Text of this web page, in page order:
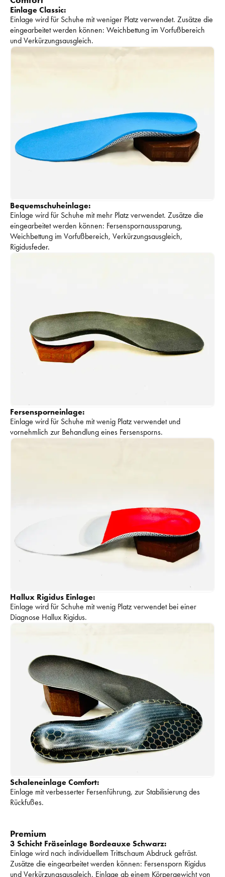
Einlage Classic:
Einlage wird für Schuhe mit weniger Platz verwendet. Zusätze die
eingearbeitet werden können: Weichbettung im Vorfußbereich
und Verkürzungsausgleich.
Bequemschuheinlage:
Einlage wird für Schuhe mit mehr Platz verwendet. Zusätze die
eingearbeitet werden können: Fersenspornaussparung,
Weichbettung im Vorfußbereich, Verkürzungsausgleich,
Rigidusfeder.
Fersensporneinlage:
Einlage wird für Schuhe mit wenig Platz verwendet und
vornehmlich zur Behandlung eines Fersensporns.
Hallux Rigidus Einlage:
Einlage wird für Schuhe mit wenig Platz verwendet bei einer
Diagnose Hallux Rigidus.
Schaleneinlage Comfort:
Einlage mit verbesserter Fersenführung, zur Stabilisierung des
Rückfußes.
Premium
3 Schicht Fräseinlage Bordeauxe Schwarz:
Zusätze die eingearbeitet werden können: Fersensporn Rigidus
und Verkürzungsausgleich. Einlage ab einem Körpergewicht von